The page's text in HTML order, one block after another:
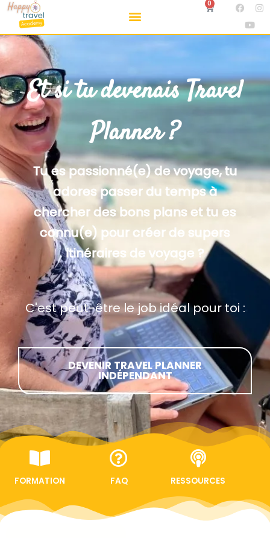
0
Et si tu devenais Travel
Planner ?
Tu es passionné(e) de voyage, tu
adores passer du temps à
chercher des bons plans et tu es
connu(e) pour créer de supers
itinéraires de voyage ?
C'est peut-être le job idéal pour toi :
DEVENIR TRAVEL PLANNER
INDÉPENDANT
FORMATION FAQ RESSOURCES